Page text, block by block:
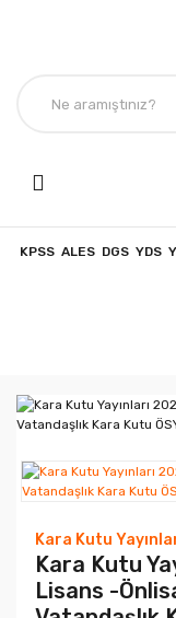
KPSS ALES DGS YDS
Kara Kutu
Kara Kutu
Lisans -